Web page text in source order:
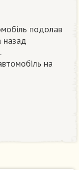
подолав
назад
на